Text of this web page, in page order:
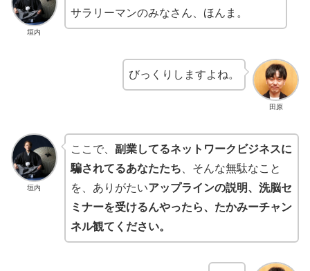
垣内
サラリーマンのみなさん、ほんま。
田原
びっくりしますよね。
垣内
ここで、 副業してるネットワークビジネスに
騙されてるあなたたち 、そんな無駄なこと
を、ありがたいアップラインの説明、洗脳セ
ミナーを受けるんやったら、たかみーチャン
ネル観てください。